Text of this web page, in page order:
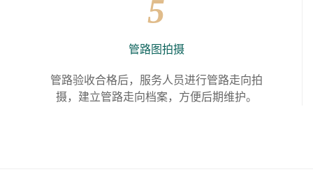
5
管路图拍摄
管路验收合格后，服务人员进行管路走向拍
摄，建立管路走向档案，方便后期维护。